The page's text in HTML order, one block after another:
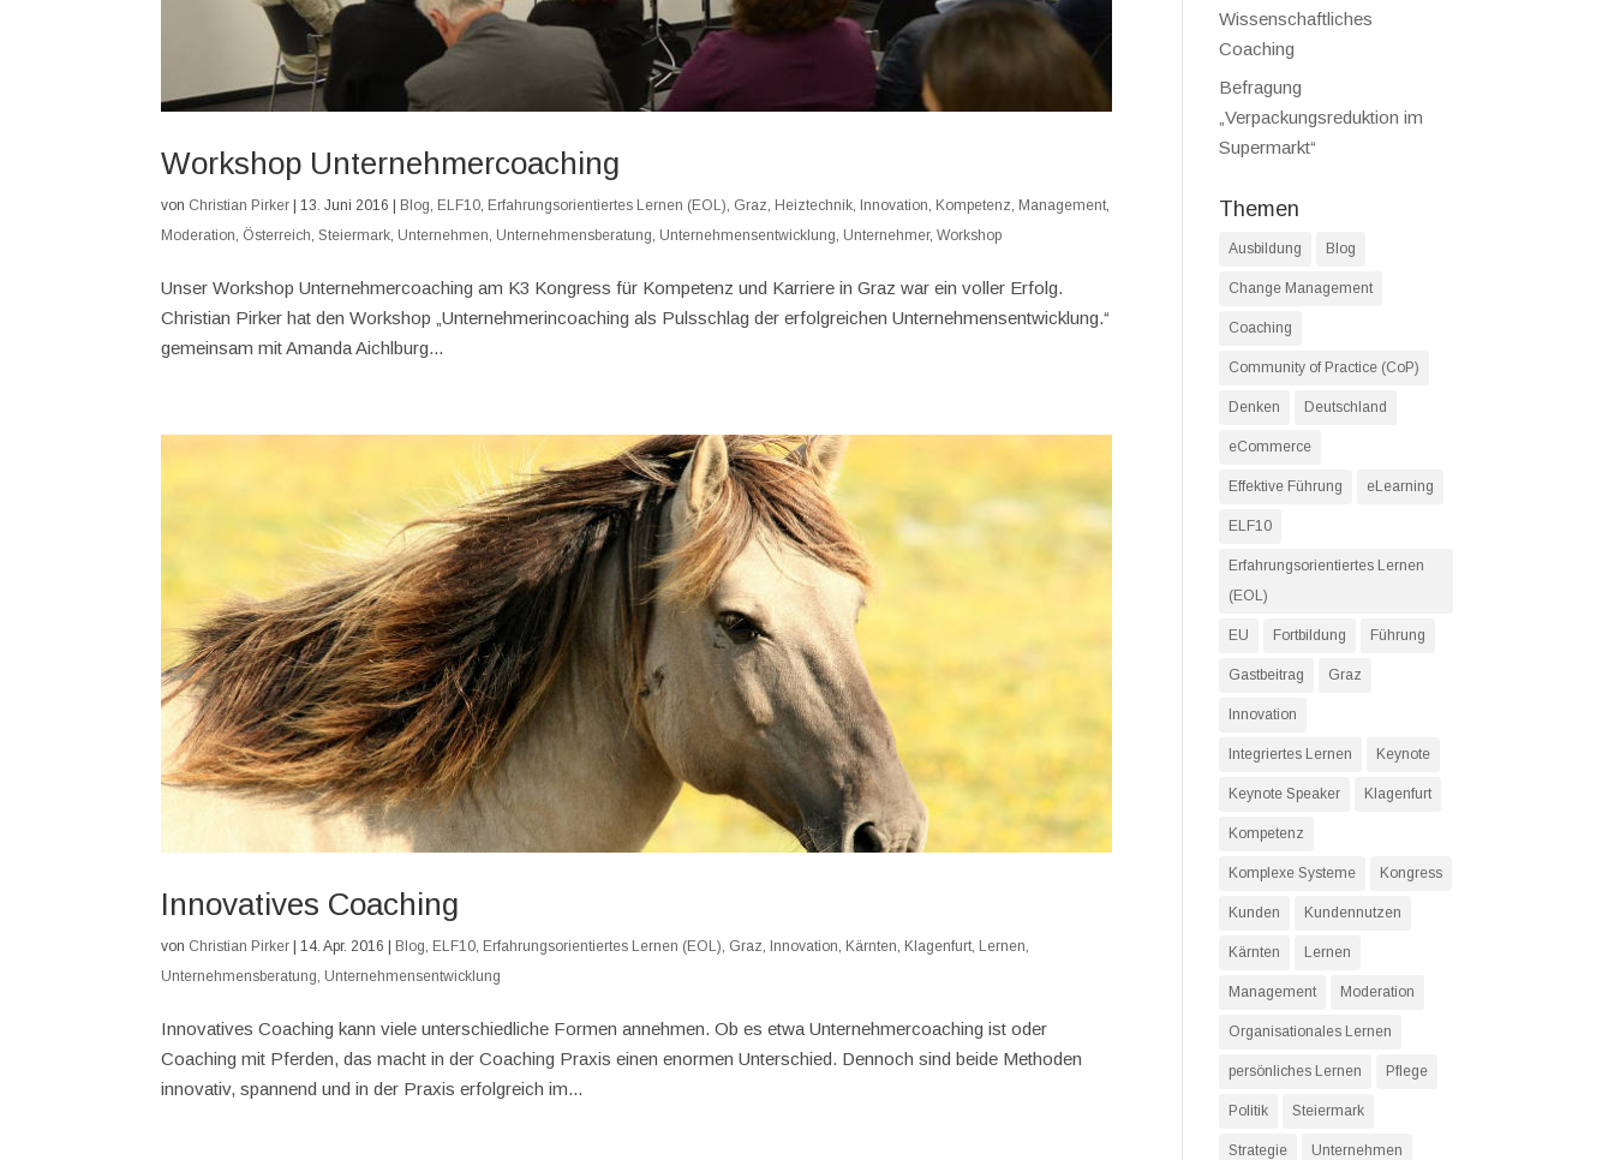
Workshop Unternehmercoaching
von Christian Pirker | 13. Juni 2016 | Blog ELF10 Erfahrungsorientiertes Lernen (EOL) Graz Heiztechnik Innovation Kompetenz Management
Moderation Österreich ,Steiermark Unternehmen Unternehmensberatung Unternehmensentwicklung Unternehmer,Workshop
Unser Workshop Unternehmercoaching am K3 Kongress für Kompetenz und Karriere in Graz war ein voller Erfolg.
Christian Pirker hat den Workshop „Unternehmerincoaching als Pulsschlag der erfolgreichen Unternehmensentwicklung.“
gemeinsam mit Amanda Aichlburg...
Innovatives Coaching
von Christian Pirker |14. Apr. 2016 Blog, ELF10, Erfahrungsorientiertes Lernen (EOL), Graz, Innovation, Kärnten, Klagenfurt, Lernen,
Unternehmensberatung, Unternehmensentwicklung
Innovatives Coaching kann viele unterschiedliche Formen annehmen. Ob es etwa Unternehmercoaching ist oder
Coaching mit Pferden, das macht in der Coaching Praxis einen enormen Unterschied. Dennoch sind beide Methoden
innovativ, spannend und in der Praxis erfolgreich im...
Wissenschaftliches
Coaching
Befragung
„Verpackungsreduktion im
Supermarkt“
Themen
Ausbildung Blog
Change Management
Coaching
Community of Practice (CoP)
Denken Deutschland
eCommerce
Effektive Führung eLearning
ELF10
Erfahrungsorientiertes Lernen
(EOL)
EU Fortbildung Führung
Gastbeitrag Graz
Innovation
Integriertes Lernen Keynote
Keynote Speaker Klagenfurt
Kompetenz
Komplexe Systeme Kongress
Kunden Kundennutzen
Kärnten Lernen
Management Moderation
Organisationales Lernen
persönliches Lernen Pflege
Politik Steiermark
Strategie Unternehmen